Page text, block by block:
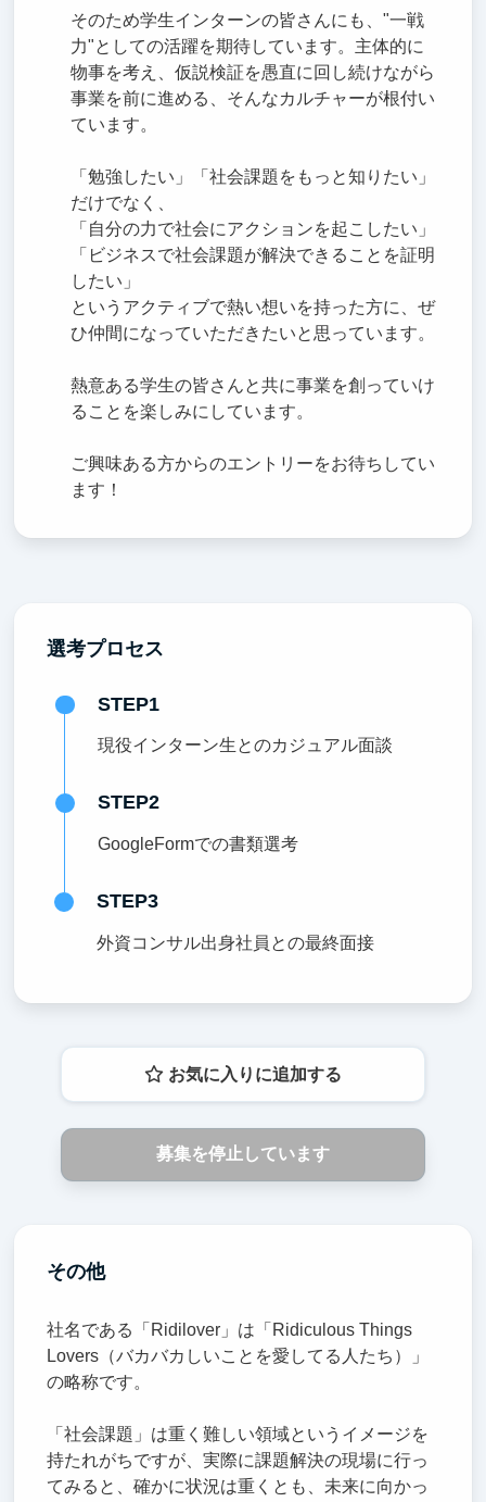
そのため学生インターンの皆さんにも、"一戦
力"としての活躍を期待しています。主体的に
物事を考え、仮説検証を愚直に回し続けながら
事業を前に進める、そんなカルチャーが根付い
ています。
「勉強したい」「社会課題をもっと知りたい」
だけでなく、
「自分の力で社会にアクションを起こしたい」
「ビジネスで社会課題が解決できることを証明
したい」
というアクティブで熱い想いを持った方に、ぜ
ひ仲間になっていただきたいと思っています。
熱意ある学生の皆さんと共に事業を創っていけ
ることを楽しみにしています。
ご興味ある方からのエントリーをお待ちしてい
ます！
選考プロセス
STEP1
現役インターン生とのカジュアル面談
STEP2
GoogleFormでの書類選考
STEP3
外資コンサル出身社員との最終面接
お気に入りに追加する
募集を停止しています
その他
社名である「Ridilover」は「Ridiculous Things
Lovers（バカバカしいことを愛してる人たち）」
の略称です。
「社会課題」は重く難しい領域というイメージを
持たれがちですが、実際に課題解決の現場に行っ
てみると、確かに状況は重くとも、未来に向かっ